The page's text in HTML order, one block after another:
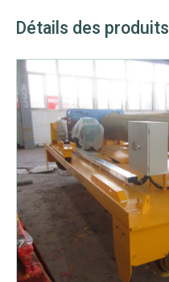
Détails des produits